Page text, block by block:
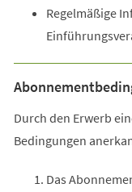
Regelmäßige
Durch den Erwerb
Bedingungen
Das